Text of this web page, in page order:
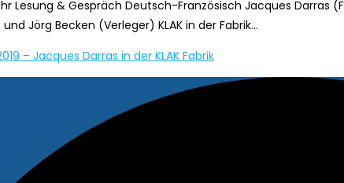
Lesung & Gespräch Deutsch-Französisch Jacques
Jörg Becken (Verleger) KLAK in der Fabrik…
– Jacques Darras in der KLAK Fabrik